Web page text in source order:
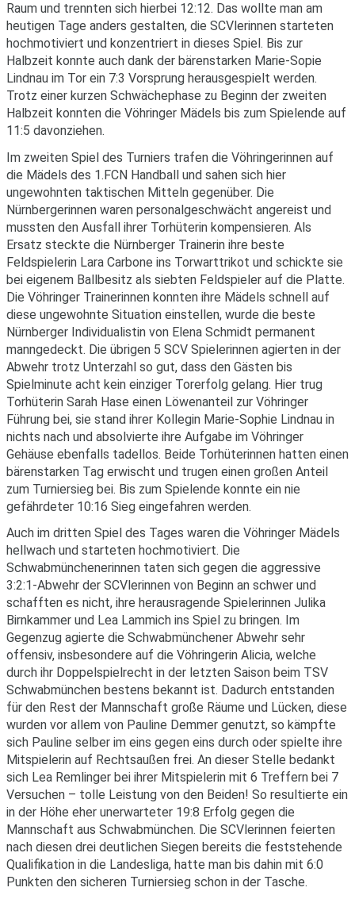
Raum und trennten sich hierbei 12:12. Das wollte man am
heutigen Tage anders gestalten, die SCVlerinnen starteten
hochmotiviert und konzentriert in dieses Spiel. Bis zur
Halbzeit konnte auch dank der bärenstarken Marie-Sopie
Lindnau im Tor ein 7:3 Vorsprung herausgespielt werden.
Trotz einer kurzen Schwächephase zu Beginn der zweiten
Halbzeit konnten die Vöhringer Mädels bis zum Spielende auf
11:5 davonziehen.
Im zweiten Spiel des Turniers trafen die Vöhringerinnen auf
die Mädels des 1.FCN Handball und sahen sich hier
ungewohnten taktischen Mitteln gegenüber. Die
Nürnbergerinnen waren personalgeschwächt angereist und
mussten den Ausfall ihrer Torhüterin kompensieren. Als
Ersatz steckte die Nürnberger Trainerin ihre beste
Feldspielerin Lara Carbone ins Torwarttrikot und schickte sie
bei eigenem Ballbesitz als siebten Feldspieler auf die Platte.
Die Vöhringer Trainerinnen konnten ihre Mädels schnell auf
diese ungewohnte Situation einstellen, wurde die beste
Nürnberger Individualistin von Elena Schmidt permanent
manngedeckt. Die übrigen 5 SCV Spielerinnen agierten in der
Abwehr trotz Unterzahl so gut, dass den Gästen bis
Spielminute acht kein einziger Torerfolg gelang. Hier trug
Torhüterin Sarah Hase einen Löwenanteil zur Vöhringer
Führung bei, sie stand ihrer Kollegin Marie-Sophie Lindnau in
nichts nach und absolvierte ihre Aufgabe im Vöhringer
Gehäuse ebenfalls tadellos. Beide Torhüterinnen hatten einen
bärenstarken Tag erwischt und trugen einen großen Anteil
zum Turniersieg bei. Bis zum Spielende konnte ein nie
gefährdeter 10:16 Sieg eingefahren werden.
Auch im dritten Spiel des Tages waren die Vöhringer Mädels
hellwach und starteten hochmotiviert. Die
Schwabmünchenerinnen taten sich gegen die aggressive
3:2:1-Abwehr der SCVlerinnen von Beginn an schwer und
schafften es nicht, ihre herausragende Spielerinnen Julika
Birnkammer und Lea Lammich ins Spiel zu bringen. Im
Gegenzug agierte die Schwabmünchener Abwehr sehr
offensiv, insbesondere auf die Vöhringerin Alicia, welche
durch ihr Doppelspielrecht in der letzten Saison beim TSV
Schwabmünchen bestens bekannt ist. Dadurch entstanden
für den Rest der Mannschaft große Räume und Lücken, diese
wurden vor allem von Pauline Demmer genutzt, so kämpfte
sich Pauline selber im eins gegen eins durch oder spielte ihre
Mitspielerin auf Rechtsaußen frei. An dieser Stelle bedankt
sich Lea Remlinger bei ihrer Mitspielerin mit 6 Treffern bei 7
Versuchen – tolle Leistung von den Beiden! So resultierte ein
in der Höhe eher unerwarteter 19:8 Erfolg gegen die
Mannschaft aus Schwabmünchen. Die SCVlerinnen feierten
nach diesen drei deutlichen Siegen bereits die feststehende
Qualifikation in die Landesliga, hatte man bis dahin mit 6:0
Punkten den sicheren Turniersieg schon in der Tasche.